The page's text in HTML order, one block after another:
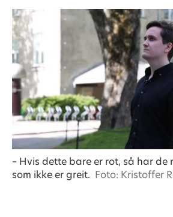
– Hvis dette bare er rot, så har de
som ikke er greit. Foto: Kristoffer